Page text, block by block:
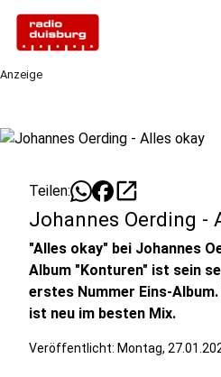
Anzeige
Teilen: open_in_new
Johannes Oerding -
"Alles okay" bei Johannes
Album "Konturen" ist sein
erstes Nummer Eins-
ist neu im besten Mix.
Veröffentlicht: Montag,